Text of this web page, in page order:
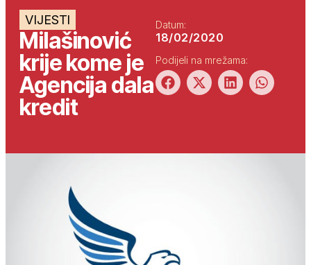
VIJESTI
Milašinović
krije kome je
Agencija dala
kredit
Datum:
18/02/2020
Podijeli na mrežama: